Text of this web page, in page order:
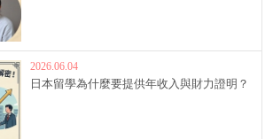
2026.06.04
日本留學為什麼要提供年收入與財力證明？